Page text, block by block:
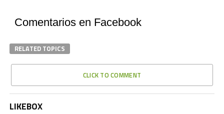
Comentarios en Facebook
RELATED TOPICS
CLICK TO COMMENT
LIKEBOX